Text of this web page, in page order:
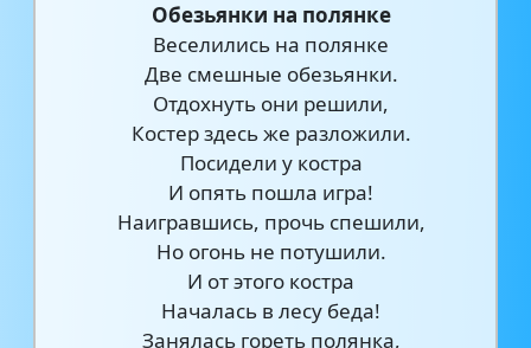
Обезьянки на полянке
Веселились на полянке
Две смешные обезьянки.
Отдохнуть они решили,
Костер здесь же разложили.
Посидели у костра
И опять пошла игра!
Наигравшись, прочь спешили,
Но огонь не потушили.
И от этого костра
Началась в лесу беда!
Занялась гореть полянка,